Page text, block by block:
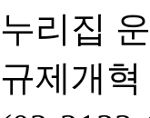
누리집
규제개